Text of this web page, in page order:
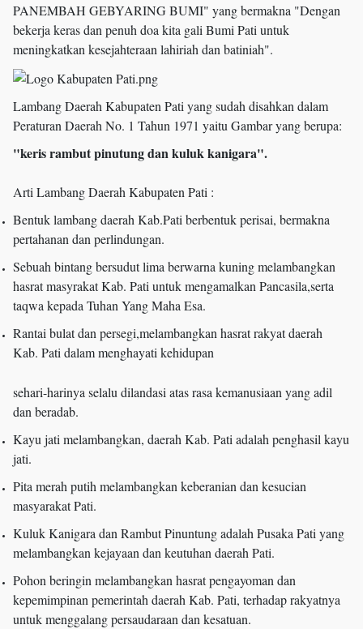
PANEMBAH GEBYARING BUMI" yang bermakna "Dengan
bekerja keras dan penuh doa kita gali Bumi Pati untuk
meningkatkan kesejahteraan lahiriah dan batiniah".
Lambang Daerah Kabupaten Pati yang sudah disahkan dalam
Peraturan Daerah No. 1 Tahun 1971 yaitu Gambar yang berupa:
"keris rambut pinutung dan kuluk kanigara".
Arti Lambang Daerah Kabupaten Pati :
Bentuk lambang daerah Kab.Pati berbentuk perisai, bermakna
pertahanan dan perlindungan.
Sebuah bintang bersudut lima berwarna kuning melambangkan
hasrat masyrakat Kab. Pati untuk mengamalkan Pancasila,serta
taqwa kepada Tuhan Yang Maha Esa.
Rantai bulat dan persegi,melambangkan hasrat rakyat daerah
Kab. Pati dalam menghayati kehidupan
sehari-harinya selalu dilandasi atas rasa kemanusiaan yang adil
dan beradab.
Kayu jati melambangkan, daerah Kab. Pati adalah penghasil kayu
jati.
Pita merah putih melambangkan keberanian dan kesucian
masyarakat Pati.
Kuluk Kanigara dan Rambut Pinuntung adalah Pusaka Pati yang
melambangkan kejayaan dan keutuhan daerah Pati.
Pohon beringin melambangkan hasrat pengayoman dan
kepemimpinan pemerintah daerah Kab. Pati, terhadap rakyatnya
untuk menggalang persaudaraan dan kesatuan.